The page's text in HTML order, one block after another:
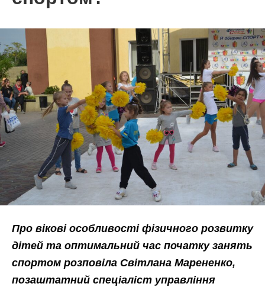
Про вікові особливості фізичного розвитку
дітей та оптимальний час початку занять
спортом розповіла Світлана Марененко,
позаштатний спеціаліст управління